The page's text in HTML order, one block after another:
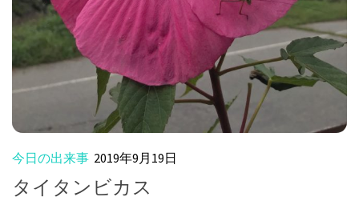
今日の出来事 2019年9月19日
タイタンビカス